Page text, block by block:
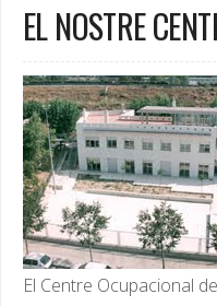
EL NOSTRE
El Centre Ocupacional